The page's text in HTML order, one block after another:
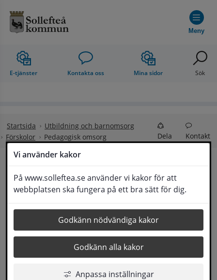
Vi använder kakor
På www.solleftea.se använder vi kakor för att
webbplatsen ska fungera på ett bra sätt för dig.
Godkänn nödvändiga kakor
Godkänn alla kakor
Anpassa inställningar
Meny
E-tjänster Kontakta oss Mina sidor Sök
Startsida
Utbildning och barnomsorg
Förskolor
Pedagogisk omsorg Dela Kontakt
Pedagogisk omsorg
Kontakta kommunens barnomsorgshandläggare för
0620-68 20 23